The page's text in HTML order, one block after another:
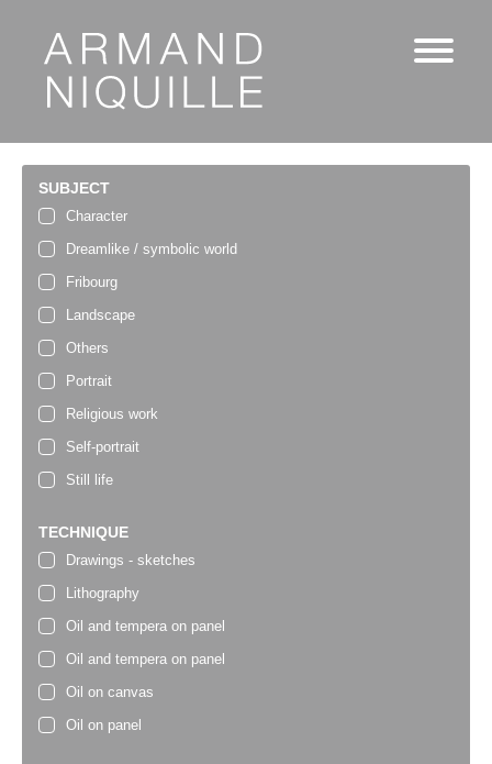
SUBJECT
Character
Dreamlike / symbolic world
Fribourg
Landscape
Others
Portrait
Religious work
Self-portrait
Still life
TECHNIQUE
Drawings - sketches
Lithography
Oil and tempera on panel
Oil and tempera on panel
Oil on canvas
Oil on panel